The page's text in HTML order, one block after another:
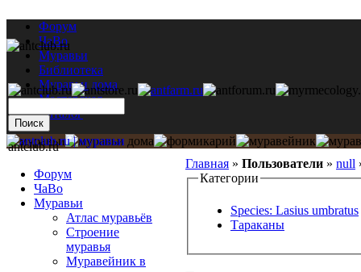
Форум
ЧаВо
Муравьи
Библиотека
Муравьи дома
Мастерская
Каталог
Главная » Пользователи » null
Категории
Species: Lasius umbratus
Тараканы
antclub.ru
Форум
ЧаВо
Муравьи
Атлас муравьёв
Строение
муравья
Муравейник в